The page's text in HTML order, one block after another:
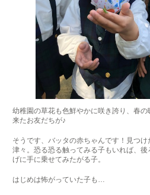
幼稚園の草花も色鮮やかに咲き誇り、春
来たお友だちが♪
そうです、バッタの赤ちゃんです！見つ
津々。恐る恐る触ってみる子もいれば、
げに手に乗せてみたがる子。
はじめは怖がっていた子も…